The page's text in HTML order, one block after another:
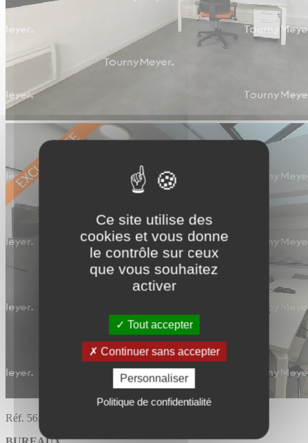
Ce site utilise des
cookies et vous donne
le contrôle sur ceux
que vous souhaitez
activer
Tout accepter
Continuer sans accepter
Personnaliser
Politique de confidentialité
Réf. 56.2049